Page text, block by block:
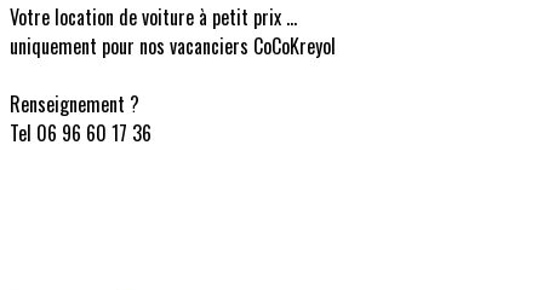
Votre location de voiture à petit prix ...
uniquement pour nos vacanciers CoCoKreyol
Renseignement ?
Tel 06 96 60 17 36